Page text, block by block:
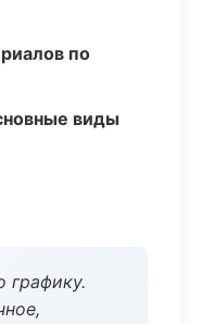
по
виды
графику.